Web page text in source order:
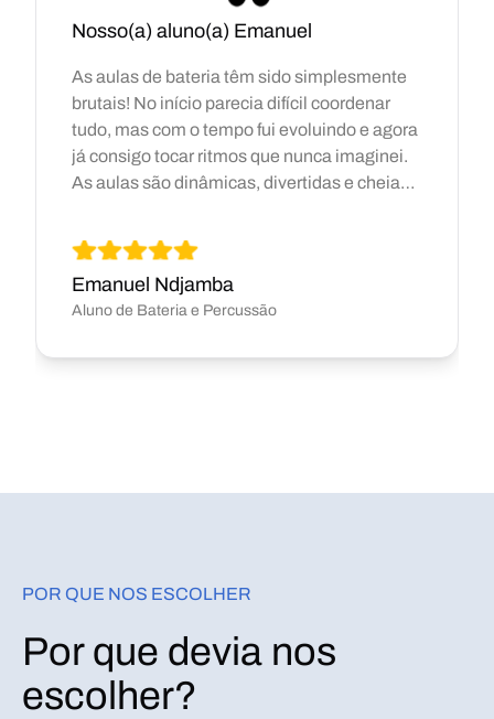
Nosso(a) aluno(a) Emanuel
As aulas de bateria têm sido simplesmente
brutais! No início parecia difícil coordenar
tudo, mas com o tempo fui evoluindo e agora
já consigo tocar ritmos que nunca imaginei.
As aulas são dinâmicas, divertidas e cheias
ainda me divirto ao mesmo tempo. Tocar
bateria virou mesmo uma das minhas partes
favoritas da semana!
Emanuel Ndjamba
Aluno de Bateria e Percussão
POR QUE NOS ESCOLHER
Por que devia nos
escolher?